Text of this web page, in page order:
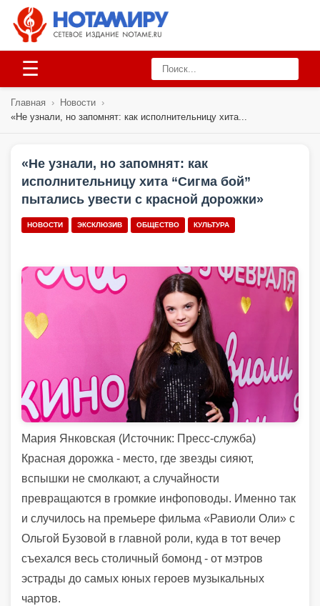
☰
Главная › Новости ›
«Не узнали, но запомнят: как исполнительницу хита...
«Не узнали, но запомнят: как
исполнительницу хита “Сигма бой”
пытались увести с красной дорожки»
НОВОСТИ ЭКСКЛЮЗИВ ОБЩЕСТВО КУЛЬТУРА
Мария Янковская (Источник: Пресс-служба)
Красная дорожка - место, где звезды сияют,
вспышки не смолкают, а случайности
превращаются в громкие инфоповоды. Именно так
и случилось на премьере фильма «Равиоли Оли» с
Ольгой Бузовой в главной роли, куда в тот вечер
съехался весь столичный бомонд - от мэтров
эстрады до самых юных героев музыкальных
чартов.